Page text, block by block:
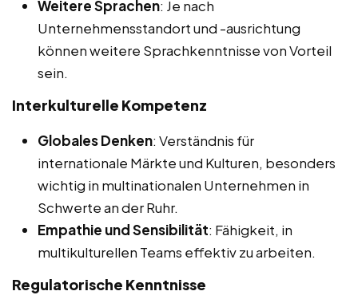
Weitere Sprachen: Je nach
Unternehmensstandort und -ausrichtung
können weitere Sprachkenntnisse von Vorteil
sein.
Interkulturelle Kompetenz
Globales Denken: Verständnis für
internationale Märkte und Kulturen, besonders
wichtig in multinationalen Unternehmen in
Schwerte an der Ruhr.
Empathie und Sensibilität: Fähigkeit, in
multikulturellen Teams effektiv zu arbeiten.
Regulatorische Kenntnisse